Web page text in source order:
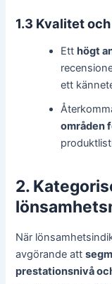
1.3 Kvalitet
Ett högt
ett
områden
2.
När
avgörande att
prestationsnivå